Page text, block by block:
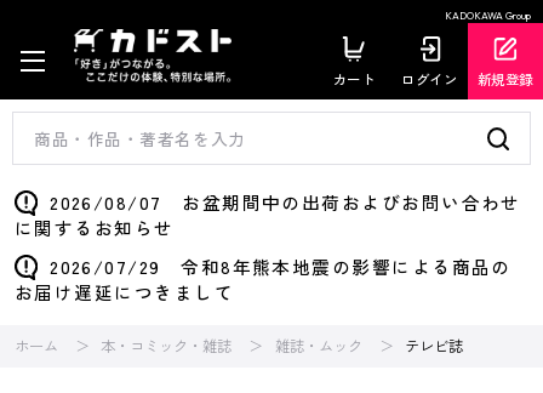
KADOKAWA Group
カート ログイン 新規登録
2026/08/07 お盆期間中の出荷およびお問い合わせ
に関するお知らせ
2026/07/29 令和8年熊本地震の影響による商品の
お届け遅延につきまして
ホーム 本・コミック・雑誌 雑誌・ムック テレビ誌